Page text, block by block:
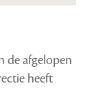
de afgelopen
heeft